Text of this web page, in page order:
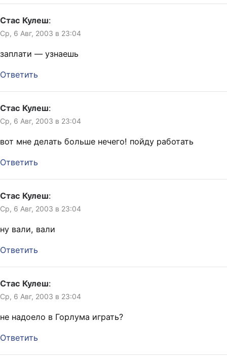
Стас Кулеш:
Ср, 6 Авг, 2003 в 23:04
заплати — узнаешь
Ответить
Стас Кулеш:
Ср, 6 Авг, 2003 в 23:04
вот мне делать больше нечего! пойду работать
Ответить
Стас Кулеш:
Ср, 6 Авг, 2003 в 23:04
ну вали, вали
Ответить
Стас Кулеш:
Ср, 6 Авг, 2003 в 23:04
не надоело в Горлума играть?
Ответить